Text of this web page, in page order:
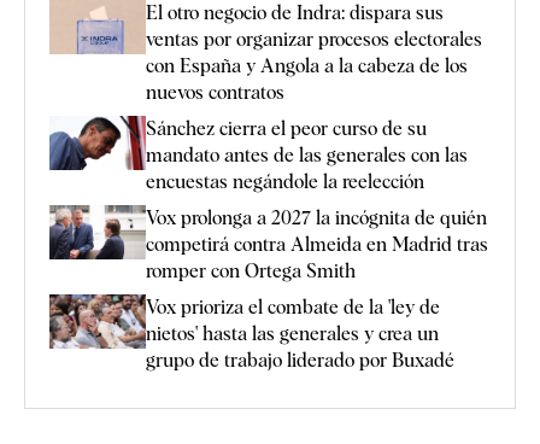
El otro negocio de Indra: dispara sus
ventas por organizar procesos electorales
con España y Angola a la cabeza de los
nuevos contratos
Sánchez cierra el peor curso de su
mandato antes de las generales con las
encuestas negándole la reelección
Vox prolonga a 2027 la incógnita de quién
competirá contra Almeida en Madrid tras
romper con Ortega Smith
Vox prioriza el combate de la 'ley de
nietos' hasta las generales y crea un
grupo de trabajo liderado por Buxadé